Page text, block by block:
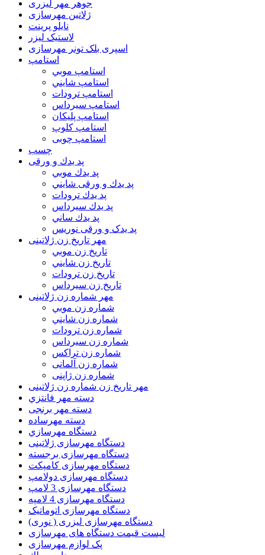
جوهر مهر لیزری
ژلاتين مهرسازی
نایلو پرینت
لاستیک لیزر
اسپری بلک تونر مهرسازی
استامپ
استامپ موبي
استامپ شايني
استامپ ترودات
استامپ سيرداس
استامپ پلیکان
استامپ کلوپ
استامپ چوبی
چسب
پد يدك و ورقی
پد يدك موبي
پد يدك و ورقی شايني
پد يدك ترودات
پد يدك سيرداس
پد يدك ساني
پد یدک و ورقی نوریس
مهر تاريخ زن ژلاتینی
تاريخ زن موبي
تاريخ زن شايني
تاريخ زن ترودات
تاريخ زن سيرداس
مهر شماره زن ژلاتینی
شماره زن موبي
شماره زن شايني
شماره زن ترودات
شماره زن سيرداس
شماره زن تراکس
شماره زن آلمانی
شماره زن ژاپنی
مهر تاریخ زن شماره زن ژلاتینی
دسته مهر فانتزي
دسته مهر برنجی
دسته مهرساده
دستگاه مهرسازي
دستگاه مهرسازی ژلاتینی
دستگاه مهرسازی برجسته
دستگاه مهرسازی کامپکت
دستگاه مهرسازی دولامپ
دستگاه مهرسازی 3 لامپ
دستگاه مهرسازی 4 لامپه
دستگاه مهرسازی اتوماتیک
دستگاه مهرسازی لیزری ( نوری)
لیست قیمت دستگاه های مهرسازی
پک لوازم مهرسازی